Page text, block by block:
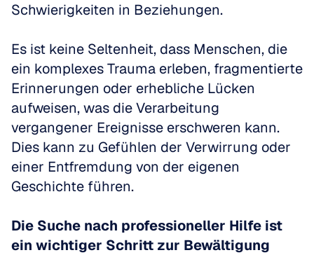
Schwierigkeiten in Beziehungen.
Es ist keine Seltenheit, dass Menschen, die
ein komplexes Trauma erleben, fragmentierte
Erinnerungen oder erhebliche Lücken
aufweisen, was die Verarbeitung
vergangener Ereignisse erschweren kann.
Dies kann zu Gefühlen der Verwirrung oder
einer Entfremdung von der eigenen
Geschichte führen.
Die Suche nach professioneller Hilfe ist
ein wichtiger Schritt zur Bewältigung